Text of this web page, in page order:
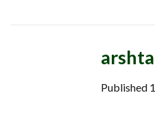
Published